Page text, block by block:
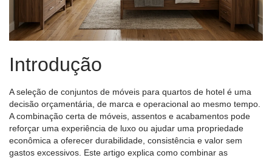
Introdução
A seleção de conjuntos de móveis para quartos de hotel é uma
decisão orçamentária, de marca e operacional ao mesmo tempo.
A combinação certa de móveis, assentos e acabamentos pode
reforçar uma experiência de luxo ou ajudar uma propriedade
econômica a oferecer durabilidade, consistência e valor sem
gastos excessivos. Este artigo explica como combinar as